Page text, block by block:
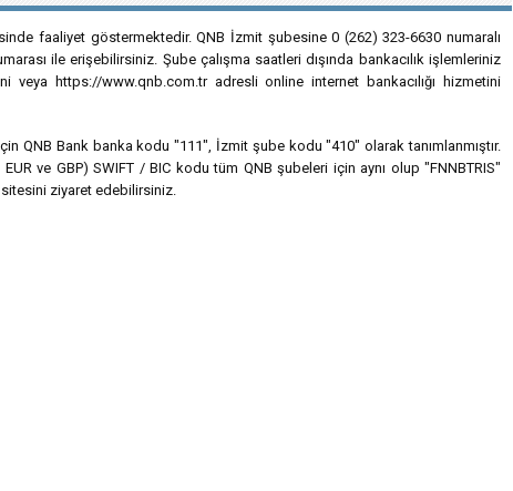
faaliyet göstermektedir. QNB İzmit şubesine 0 (262) 323-6630 numaralı
ile erişebilirsiniz. Şube çalışma saatleri dışında bankacılık işlemleriniz
veya https://www.qnb.com.tr adresli online internet bankacılığı hizmetini
QNB Bank banka kodu "111", İzmit şube kodu "410" olarak tanımlanmıştır.
ve GBP) SWIFT / BIC kodu tüm QNB şubeleri için aynı olup "FNNBTRIS"
ziyaret edebilirsiniz.